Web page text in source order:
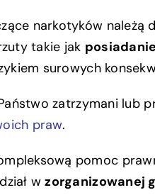
narkotyków należą
takie jak
surowych
zatrzymani lub
praw.
pomoc
wzorganizowanej